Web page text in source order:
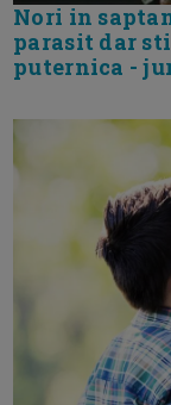
Nori in
parasit dar
puternica -